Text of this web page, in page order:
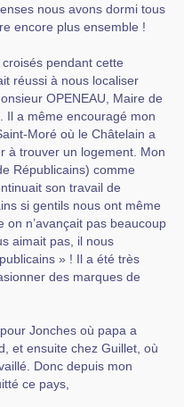
nous avons dormi tous
encore plus ensemble !
pendant cette
réussi à nous localiser
OPENEAU, Maire de
Il a même encouragé mon
Moré où le Châtelain a
à trouver un logement. Mon
Républicains) comme
son travail de
si gentils nous ont même
on n’avançait pas beaucoup
aimait pas, il nous
» ! Il a été très
des marques de
Jonches où papa a
et ensuite chez Guillet, où
Donc depuis mon
ce pays,